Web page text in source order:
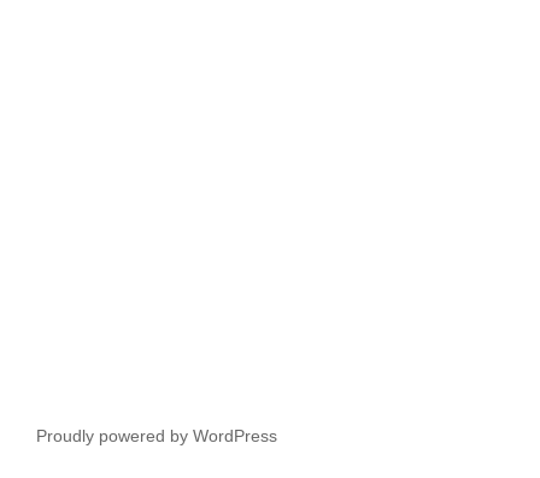
Proudly powered by WordPress